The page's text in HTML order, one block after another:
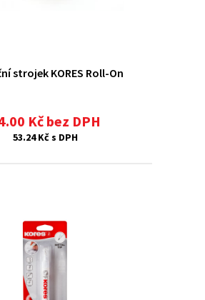
strojek KORES Roll-On
Kč bez DPH
53.24 Kč s DPH